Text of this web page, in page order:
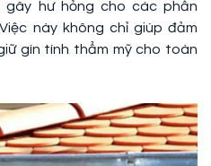
gây hư hỏng cho các phần
này không chỉ giúp đảm
gìn tính thẩm mỹ cho toàn